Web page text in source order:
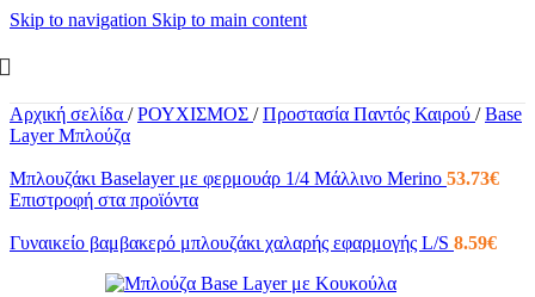
Skip to navigation Skip to main content
Αρχική σελίδα / ΡΟΥΧΙΣΜΟΣ / Προστασία Παντός Καιρού / Base
Layer Μπλούζα
Μπλουζάκι Baselayer με φερμουάρ 1/4 Μάλλινο Merino 53.73€
Επιστροφή στα προϊόντα
Γυναικείο βαμβακερό μπλουζάκι χαλαρής εφαρμογής L/S 8.59€